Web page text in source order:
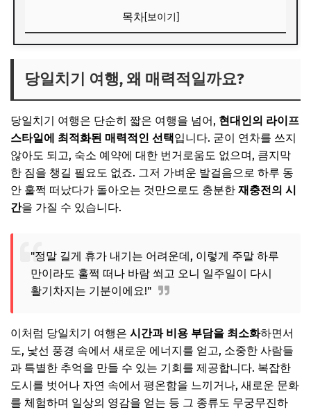
목차[보이기]
🎧 당신의 시간, 어떤 음악이 필요한가요?
✨ 당신을 위한 큐레이션
추천 여행지 TOP 3 & 맞춤형 코스
1. 서울 근교의 자연과 힐링: 가평, 춘천
2. 동해바다의 낭만: 강릉, 속초
3. 역사와 전통의 향기: 전주, 경주
🎧 당신의 시간, 어떤 음악이 필요한가요?
교통편 완벽 분석: 대중교통 vs. 자가용
대중교통으로 떠나는 알뜰하고 편안한 여행
🎧 당신의 시간, 어떤 음악이 필요한가요?
✨ 당신을 위한 큐레이션
예산 가이드: 스마트하게 즐기는 당일치기
교통비 & 식비 절약 꿀팁
당일치기 여행, 왜 매력적일까요?
당일치기 여행은 단순히 짧은 여행을 넘어, 현대인의 라이프
스타일에 최적화된 매력적인 선택입니다. 굳이 연차를 쓰지
않아도 되고, 숙소 예약에 대한 번거로움도 없으며, 큼지막
한 짐을 챙길 필요도 없죠. 그저 가벼운 발걸음으로 하루 동
안 훌쩍 떠났다가 돌아오는 것만으로도 충분한 재충전의 시
간을 가질 수 있습니다.
"정말 길게 휴가 내기는 어려운데, 이렇게 주말 하루
만이라도 훌쩍 떠나 바람 쐬고 오니 일주일이 다시
활기차지는 기분이에요!"
이처럼 당일치기 여행은 시간과 비용 부담을 최소화하면서
도, 낯선 풍경 속에서 새로운 에너지를 얻고, 소중한 사람들
과 특별한 추억을 만들 수 있는 기회를 제공합니다. 복잡한
도시를 벗어나 자연 속에서 평온함을 느끼거나, 새로운 문화
를 체험하며 일상의 영감을 얻는 등 그 종류도 무궁무진하